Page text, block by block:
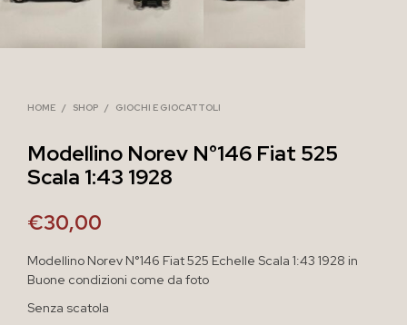
HOME / SHOP / GIOCHI E GIOCATTOLI
Modellino Norev N°146 Fiat 525
Scala 1:43 1928
€30,00
Modellino Norev N°146 Fiat 525 Echelle Scala 1:43 1928 in
Buone condizioni come da foto
Senza scatola